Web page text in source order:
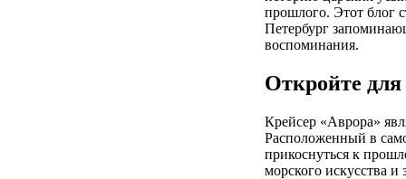
прошлого. Этот блог
Петербург
воспоминания.
Откройте для
Крейсер «Аврора»
Расположенный в
прикоснуться к
морского искусства